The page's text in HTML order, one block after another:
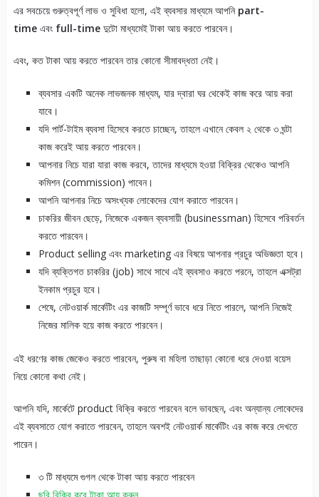
এর সবচেয়ে গুরুত্বপূর্ণ লাভ ও সুবিধা হলো, এই ব্যবসার মাধ্যমে আপনিpart-
timeএবং full-timeদুটো মাধ্যমেই টাকা আয় করতে পারবেন।
এবং, কত টাকা আয় করতে পারবেন তার কোনো সীমাবদ্ধতা নেই।
ব্যবসার একটি অনেক লাভজনক মাধ্যম, যার দ্বারা ঘর থেকেই কাজ করে আয় করা
যাবে।
যদি পার্ট-টাইম ব্যবসা হিসেবে করতে চাচ্ছেন, তাহলে এখানে কেবল ২ থেকে ৩ ঘন্টা
কাজ করেই আয় করতে পারবেন।
আপনার নিচে যারা যারা কাজ করবে, তাদের মাধ্যমে হওয়া বিক্রির থেকেও আপনি
কমিশন (commission) পাবেন।
আপনি আপনার নিচে অসংখ্যক লোকেদের যোগ করাতে পারবেন।
চাকরির জীবন ছেড়ে, নিজেকে একজন ব্যবসায়ী (businessman) হিসেবে পরিবর্তন
করতে পারবেন।
Product selling এবং marketing এর বিষয়ে আপনার প্রচুর অভিজ্ঞতা হবে।
যদি ব্যক্তিগত চাকরির (job) সাথে সাথে এই ব্যবসাও করতে পরনে, তাহলে এক্সট্রা
ইনকাম প্রচুর হবে।
শেষে, নেটওয়ার্ক মার্কেটিং এর কাজটি সম্পূর্ণ ভাবে ধরে নিতে পারলে, আপনি নিজেই
নিজের মালিক হয়ে কাজ করতে পারবেন।
এই ধরণের কাজ জেকেও করতে পারবেন, পুরুষ বা মহিলা তাছাড়া কোনো ধরে দেওয়া বয়েস
নিয়ে কোনো কথা নেই।
আপনি যদি, মার্কেটে product বিক্রি করতে পারবেন বলে ভাবছেন, এবং অন্যান্য লোকেদের
এই ব্যবসাতে যোগ করাতে পারবেন, তাহলে অবশই নেটওয়ার্ক মার্কেটিং এর কাজ করে দেখতে
পারেন।
৩ টি মাধ্যমে গুগল থেকে টাকা আয় করতে পারবেন